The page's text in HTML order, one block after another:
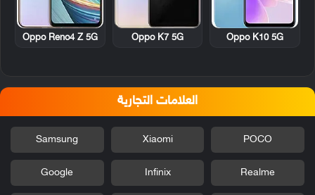
Oppo K10 5G
Oppo K7 5G
Oppo Reno4 Z 5G
العلامات التجارية
POCO
Xiaomi
Samsung
Realme
Infinix
Google